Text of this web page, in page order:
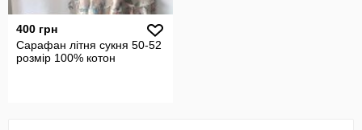
400 грн
Сарафан літня сукня 50-52
розмір 100% котон